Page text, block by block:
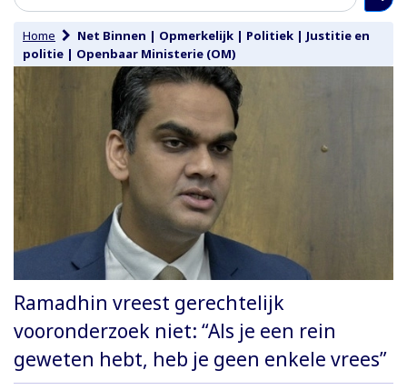
Home Net Binnen | Opmerkelijk | Politiek | Justitie en
politie | Openbaar Ministerie (OM)
Ramadhin vreest gerechtelijk
vooronderzoek niet: “Als je een rein
geweten hebt, heb je geen enkele vrees”